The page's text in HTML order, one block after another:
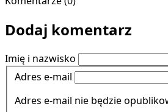
Dodaj komentarz
Imię i nazwisko
Adres e-mail
Adres e-mail nie będzie